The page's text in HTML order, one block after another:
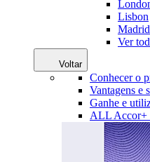
Lisbon
Madrid
Ver
Voltar
Conhecer o
Vantagens e
Ganhe e
ALL Accor+